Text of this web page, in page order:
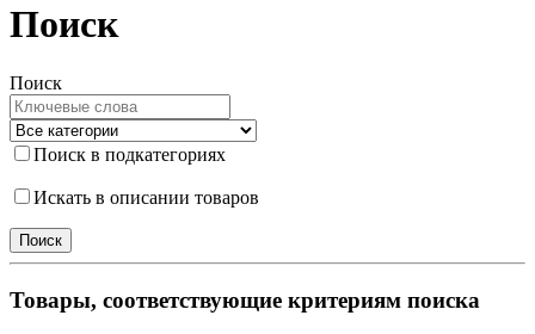
Поиск
Поиск
Поиск в подкатегориях
Искать в описании товаров
Товары, соответствующие критериям поиска